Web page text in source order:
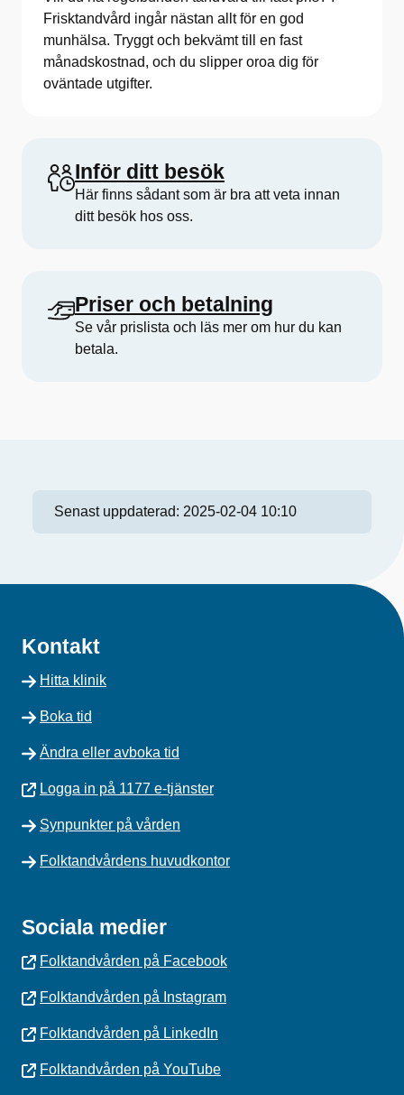
Frisktandvård ingår nästan allt för en god
munhälsa. Tryggt och bekvämt till en fast
månadskostnad, och du slipper oroa dig för
oväntade utgifter.
Inför ditt besök
Här finns sådant som är bra att veta innan
ditt besök hos oss.
Priser och betalning
Se vår prislista och läs mer om hur du kan
betala.
Senast uppdaterad: 2025-02-04 10:10
Kontakt
Hitta klinik
Boka tid
Ändra eller avboka tid
Logga in på 1177 e-tjänster
Synpunkter på vården
Folktandvårdens huvudkontor
Sociala medier
Folktandvården på Facebook
Folktandvården på Instagram
Folktandvården på LinkedIn
Folktandvården på YouTube